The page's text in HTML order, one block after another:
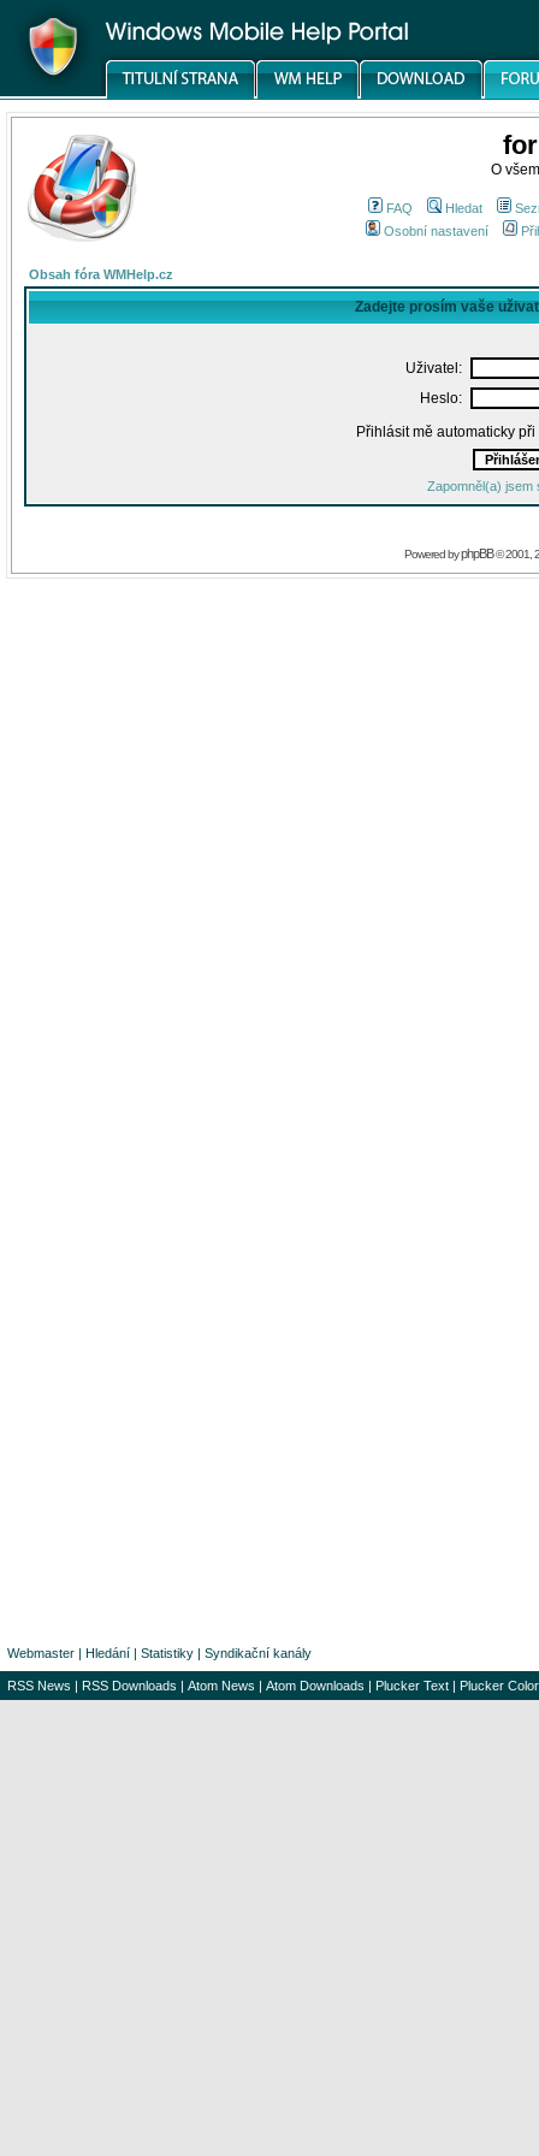
O
FAQ Hledat
Osobní nastavení
Obsah fóra WMHelp.cz
Zadejte prosím vaše
Uživatel:
Heslo:
Přihlásit mě automaticky
Zapomněl(a) jsem
Powered byphpBB© 2001,
Webmaster | Hledání | Statistiky | Syndikační kanály
RSS News | RSS Downloads | Atom News | Atom Downloads | Plucker Text | Plucker Color